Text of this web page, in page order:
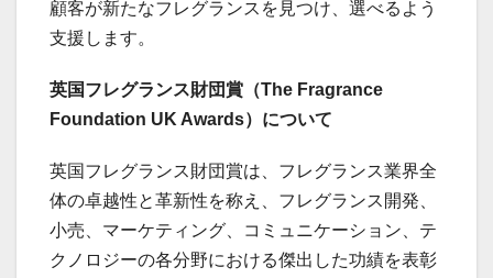
顧客が新たなフレグランスを見つけ、選べるよう
支援します。
英国フレグランス財団賞（The Fragrance
Foundation UK Awards）について
英国フレグランス財団賞は、フレグランス業界全
体の卓越性と革新性を称え、フレグランス開発、
小売、マーケティング、コミュニケーション、テ
クノロジーの各分野における傑出した功績を表彰